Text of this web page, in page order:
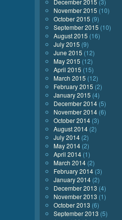
December 2015 (3)
November 2015 (10)
October 2015 (9)
September 2015 (10)
August 2015 (16)
July 2015 (9)
June 2015 (12)
May 2015 (12)
April 2015 (15)
March 2015 (12)
February 2015 (2)
January 2015 (4)
December 2014 (5)
November 2014 (6)
October 2014 (3)
August 2014 (2)
July 2014 (2)
May 2014 (2)
April 2014 (1)
March 2014 (2)
February 2014 (3)
January 2014 (2)
December 2013 (4)
November 2013 (1)
October 2013 (6)
September 2013 (5)